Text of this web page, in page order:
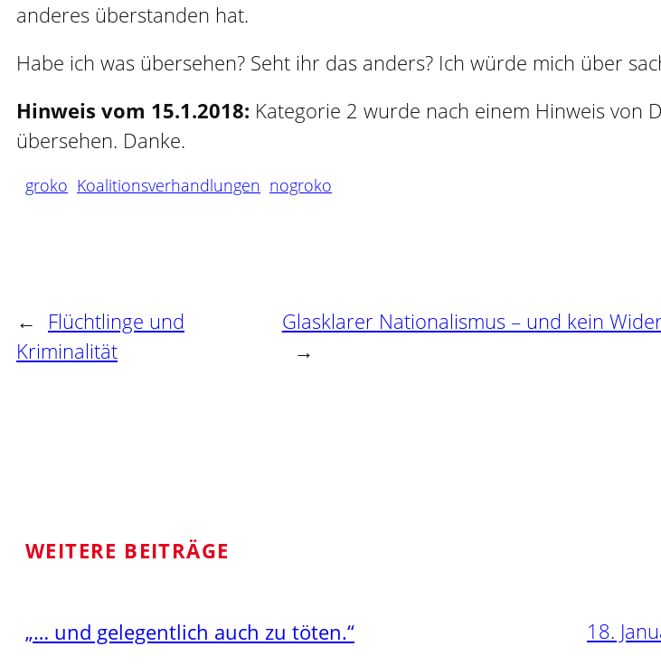
anderes überstanden hat.
Habe ich was übersehen? Seht ihr das anders? Ich würde mich über
Hinweis vom 15.1.2018: Kategorie 2 wurde nach einem Hinweis von
übersehen. Danke.
groko Koalitionsverhandlungen nogroko
←
Flüchtlinge und
Kriminalität
Glasklarer Nationalismus – und kein
→
WEITERE BEITRÄGE
„… und gelegentlich auch zu töten.“ 18.